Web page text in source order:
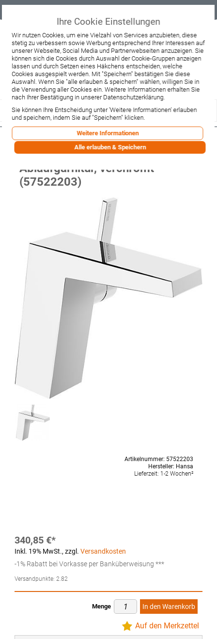
Beratung & Verkauf
+49 37467 66944
Montag - Freitag:
10:00 - 12:00 Uhr
13:00 - 16:00 Uhr
Samstag:
9:00 - 12:00 Uhr
Lieferzeitanfrage Widerruf
Hansa Waschtisch-
Einhandmischer Hansaloft 5752 o.
Ablaufgarnitur, verchromt
(57522203)
Artikelnummer: 57522203
Hersteller: Hansa
Lieferzeit: 1-2 Wochen²
340,85 €
Inkl. 19% MwSt., zzgl. Versandkosten
-1% Rabatt bei Vorkasse per Banküberweisung ***
Versandpunkte: 2.82
Menge In den Warenkorb
Auf den Merkzettel
Ihre Cookie Einstellungen
Wir nutzen Cookies, um eine Vielzahl von Services anzubieten, diese
stetig zu verbessern sowie Werbung entsprechend Ihrer Interessen auf
unserer Webseite, Social Media und Partnerwebseiten anzuzeigen. Sie
können sich die Cookies durch Auswahl der Cookie-Gruppen anzeigen
lassen und durch Setzen eines Häkchens entscheiden, welche
Cookies ausgespielt werden. Mit "Speichern" bestätigen Sie diese
Auswahl. Wenn Sie "alle erlauben & speichern" wählen, willigen Sie in
die Verwendung aller Cookies ein. Weitere Informationen erhalten Sie
nach Ihrer Bestätigung in unserer Datenschutzerklärung.
Sie können Ihre Entscheidung unter 'Weitere Informationen' erlauben
und speichern, indem Sie auf "Speichern" klicken.
Weitere Informationen
Alle erlauben & Speichern